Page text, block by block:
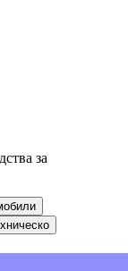
за